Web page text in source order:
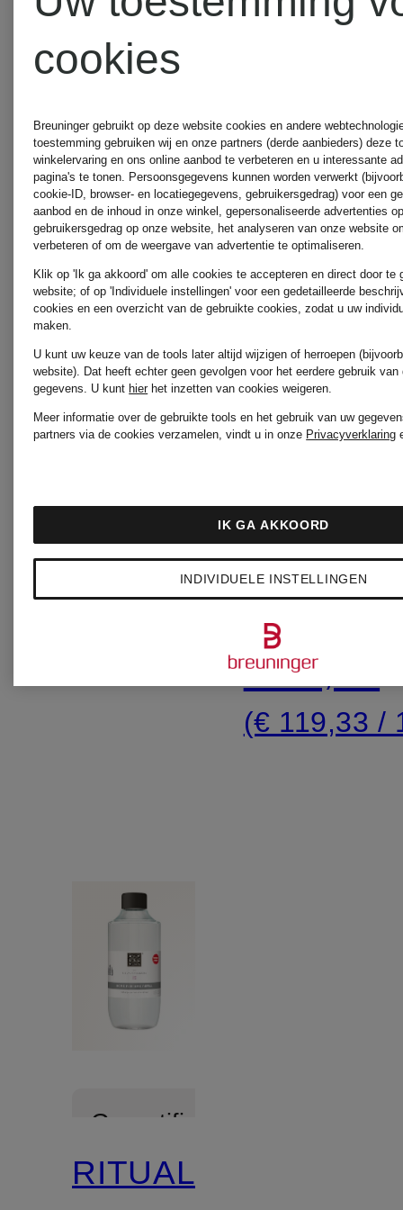
Gecertificeerd
RITUALS
THE
OF
SAKURA
NAVULLING
lichaamscrème
(€ 85,91 / 1 l)
RITUALS
HET
VAN
SAKURA
€ 17,90
(€ 119,33 /
Gecertificeerd
RITUALS
cookies
Breuninger gebruikt op deze website cookies en andere
toestemming gebruiken wij en onze partners (derde aanbieders) deze
winkelervaring en ons online aanbod te verbeteren en u interessante
pagina's te tonen. Persoonsgegevens kunnen worden verwerkt
cookie-ID, browser- en locatiegegevens, gebruikersgedrag) voor een
aanbod en de inhoud in onze winkel, gepersonaliseerde advertenties
gebruikersgedrag op onze website, het analyseren van onze website
verbeteren of om de weergave van advertentie te optimaliseren.
Klik op 'Ik ga akkoord' om alle cookies te accepteren en direct door te
website; of op 'Individuele instellingen' voor een gedetailleerde
cookies en een overzicht van de gebruikte cookies, zodat u uw
maken.
U kunt uw keuze van de tools later altijd wijzigen of herroepen
website). Dat heeft echter geen gevolgen voor het eerdere gebruik van
gegevens. U kunt hierhet inzetten van cookies weigeren.
Meer informatie over de gebruikte tools en het gebruik van uw
partners via de cookies verzamelen, vindt u in onze Privacyverklaring
INDIVIDUELE INSTELLINGEN
IK GA AKKOORD